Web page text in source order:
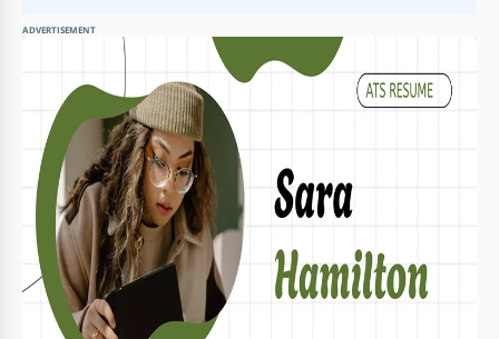
ADVERTISEMENT